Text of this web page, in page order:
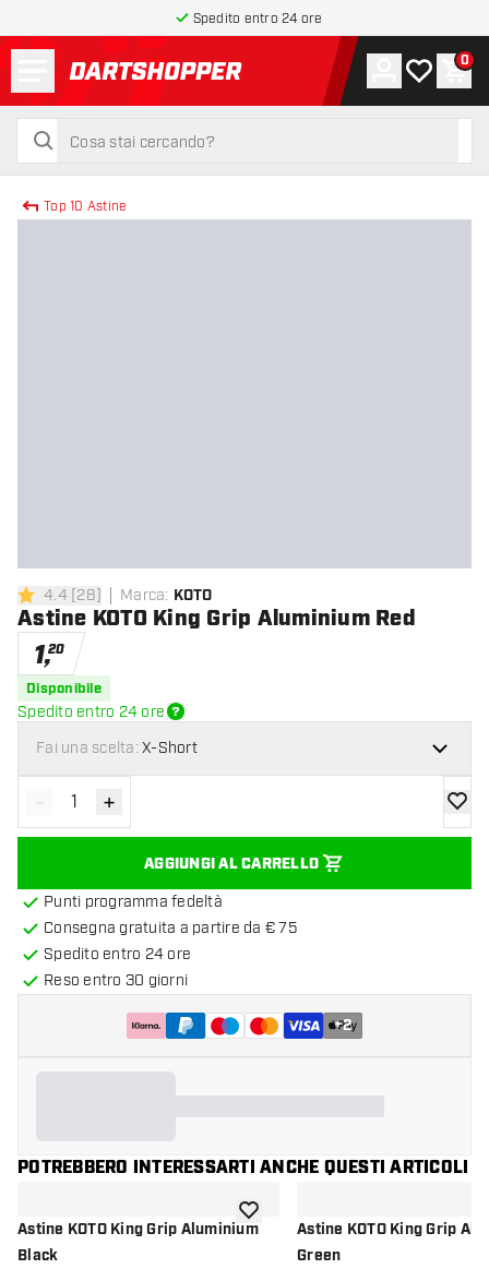
Spedito entro 24 ore
torna alla home page
cerca
cerca
Account
La mia0
Top 10 Astine
4.4 stelle di valutazione
4.4 [28] Marca: KOTO
Astine KOTO King Grip Aluminium Red
1,20
Disponibile
Spedito entro 24 ore
Fai una scelta: X-Short
Diminuisci quantità
- Aumenta quantità
+
AGGIUNGI AL CARRELLO
Punti programma fedeltà
Consegna gratuita a partire da € 75
Spedito entro 24 ore
Reso entro 30 giorni
+2
POTREBBERO INTERESSARTI ANCHE QUESTI ARTICOLI
Astine KOTO King Grip Aluminium
Black
aggiungi alla lista dei desideri
Astine KOTO King Grip
Green